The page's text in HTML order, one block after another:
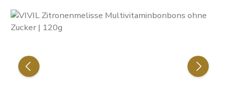
Bildergalerie überspringen